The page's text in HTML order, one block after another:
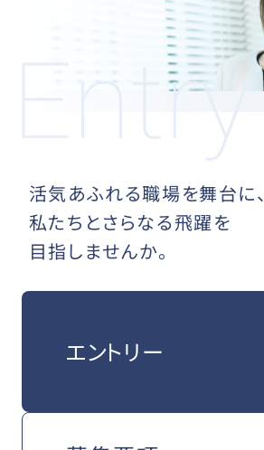
活気あふれる職場を舞台に、
私たちとさらなる飛躍を
目指しませんか。
エントリー